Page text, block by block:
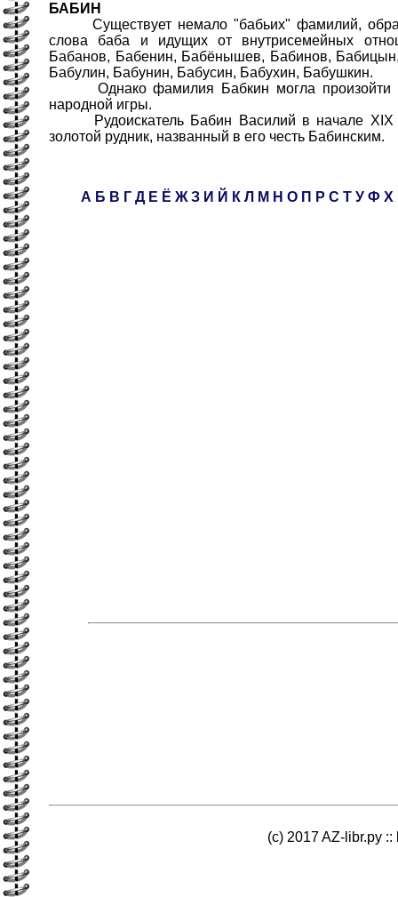
БАБИН
Существует немало "бабьих" фамилий,
слова баба и идущих от внутрисемейных
Бабанов, Бабенин, Бабёнышев, Бабинов,
Бабулин, Бабунин, Бабусин, Бабухин, Бабушкин.
Однако фамилия Бабкин могла произойти и
народной игры.
Рудоискатель Бабин Василий в начале XIX
золотой рудник, названный в его честь Бабинским.
А Б В Г Д Е Ё Ж З И Й К Л М Н О П Р С Т У Ф Х
(c) 2017 AZ-libr.ру ::